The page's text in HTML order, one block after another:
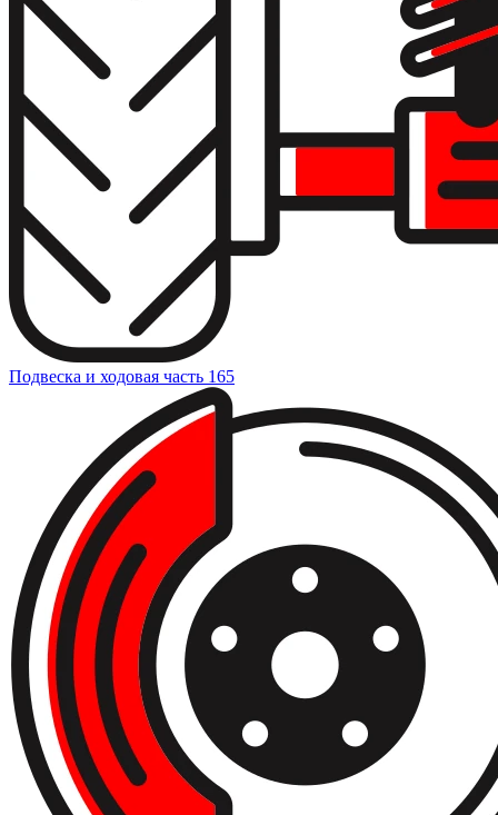
Подвеска и ходовая часть 165